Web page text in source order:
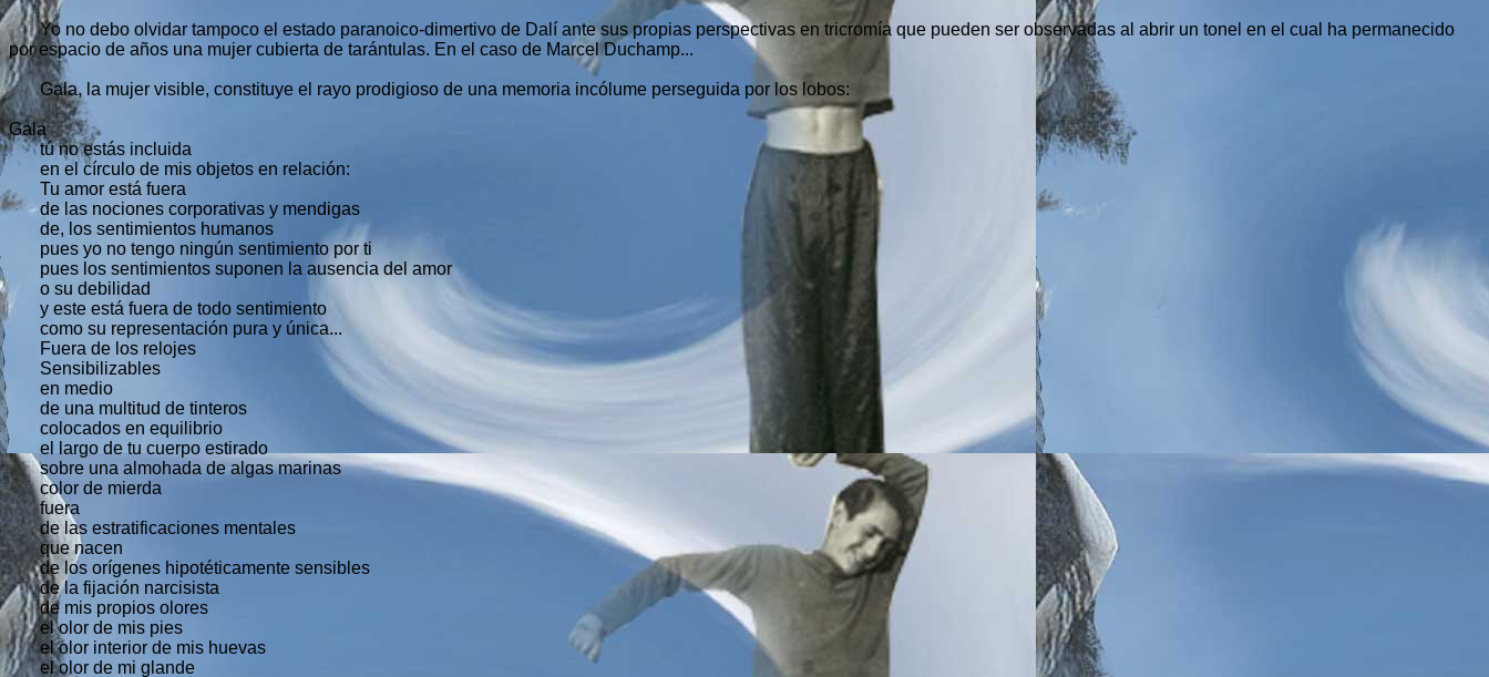
Yo no debo olvidar tampoco el estado paranoico-dimertivo de Dalí ante sus propias perspectivas en tricromía que pueden ser observadas al abrir un tonel en el cual ha permanecido
por espacio de años una mujer cubierta de tarántulas. En el caso de Marcel Duchamp...
Gala, la mujer visible, constituye el rayo prodigioso de una memoria incólume perseguida por los lobos:
Gala
tú no estás incluida
en el círculo de mis objetos en relación:
Tu amor está fuera
de las nociones corporativas y mendigas
de, los sentimientos humanos
pues yo no tengo ningún sentimiento por ti
pues los sentimientos suponen la ausencia del amor
o su debilidad
y este está fuera de todo sentimiento
como su representación pura y única...
Fuera de los relojes
Sensibilizables
en medio
de una multitud de tinteros
colocados en equilibrio
el largo de tu cuerpo estirado
sobre una almohada de algas marinas
color de mierda
fuera
de las estratificaciones mentales
que nacen
de los orígenes hipotéticamente sensibles
de la fijación narcisista
de mis propios olores
el olor de mis pies
el olor interior de mis huevas
el olor de mi glande